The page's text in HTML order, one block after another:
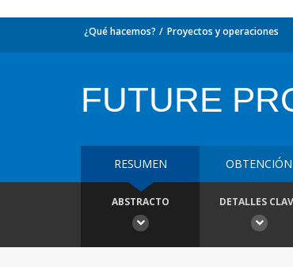
¿Qué hacemos? Proyectos y operaciones
FUTURE
RESUMEN OBTENCIÓN
ABSTRACTO DETALLES